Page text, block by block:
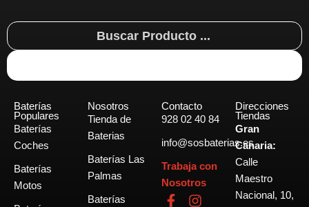
Search
...
Baterías
Populares
Baterías
Coches
Baterías
Motos
Nosotros
Tienda de
Baterias
Baterías Las
Palmas
Baterías
Contacto
928 02 40 84
info@sosbaterias.es
Trabaja con
Nosotros
F
I
Direcciones
Tiendas
Gran
Canaria:
Calle
Maestro
Nacional, 10,